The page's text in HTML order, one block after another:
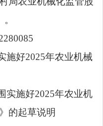
施好2025年农业机械
实施好2025年农业机
的起草说明